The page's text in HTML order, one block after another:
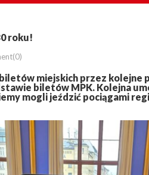
roku!
miejskich przez kolejne
biletów MPK. Kolejna
mogli jeździć pociągami